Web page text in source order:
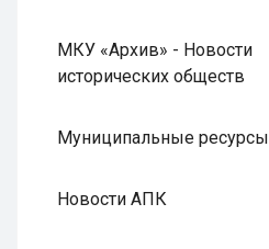
МКУ «Архив» - Новости
исторических обществ
Муниципальные ресурсы
Новости АПК